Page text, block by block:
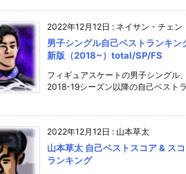
2022年12月12日 : ネイサン・チェン
男子シングル自己ベストランキン
新版（2018~）total/SP/FS
フィギュアスケートの男子シングル、
2018-19シーズン以降の自己ベスト
2022年12月12日 : 山本草太
山本草太 自己ベストスコア & ス
ランキング